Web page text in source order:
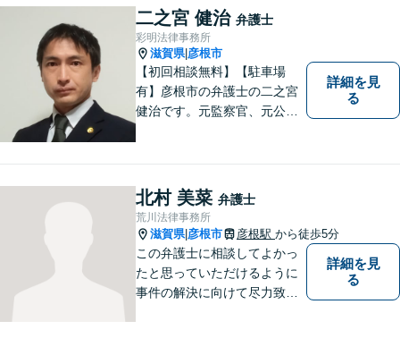
をモットーに、皆様それぞれ
に合った解決を図ってまいり
ます。お気軽にご相談くださ
い。
二之宮 健治 弁護士
彩明法律事務所
滋賀県| 彦根市
【初回相談無料】【駐車場
有】彦根市の弁護士の二之宮
健治です。元監察官、元公務
トいたします。
詳細を見
る
北村 美菜 弁護士
荒川法律事務所
滋賀県| 彦根市 彦根駅 から徒歩5分
この弁護士に相談してよかっ
たと思っていただけるように
事件の解決に向けて尽力致し
詳細を見
る